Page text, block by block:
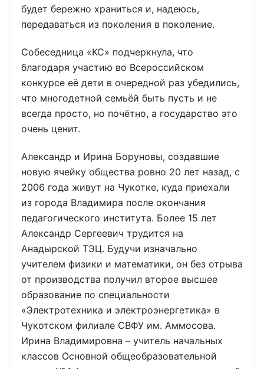
будет бережно храниться и, надеюсь,
передаваться из поколения в поколение.
Собеседница «КС» подчеркнула, что
благодаря участию во Всероссийском
конкурсе её дети в очередной раз убедились,
что многодетной семьёй быть пусть и не
всегда просто, но почётно, а государство это
очень ценит.
Александр и Ирина Боруновы, создавшие
новую ячейку общества ровно 20 лет назад, с
2006 года живут на Чукотке, куда приехали
из города Владимира после окончания
педагогического института. Более 15 лет
Александр Сергеевич трудится на
Анадырской ТЭЦ. Будучи изначально
учителем физики и математики, он без отрыва
от производства получил второе высшее
образование по специальности
«Электротехника и электроэнергетика» в
Чукотском филиале СВФУ им. Аммосова.
Ирина Владимировна – учитель начальных
классов Основной общеобразовательной